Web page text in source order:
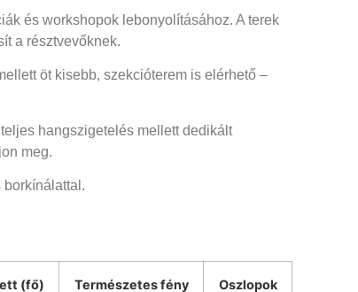
és workshopok lebonyolításához. A terek
a résztvevőknek.
öt kisebb, szekcióterem is elérhető –
hangszigetelés mellett dedikált
meg.
(fő) Természetes fény Oszlopok